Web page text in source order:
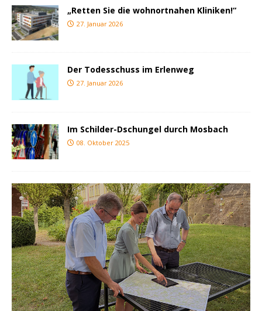
„Retten Sie die wohnortnahen Kliniken!“
27. Januar 2026
Der Todesschuss im Erlenweg
27. Januar 2026
Im Schilder-Dschungel durch Mosbach
08. Oktober 2025